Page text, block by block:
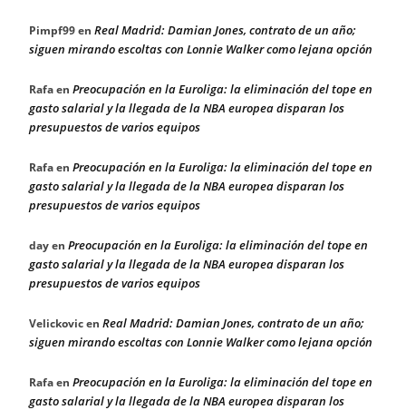
Pimpf99en Real Madrid: Damian Jones, contrato de un año;
siguen mirando escoltas con Lonnie Walker como lejana opción
Rafaen Preocupación en la Euroliga: la eliminación del tope en
gasto salarial y la llegada de la NBA europea disparan los
presupuestos de varios equipos
Rafaen Preocupación en la Euroliga: la eliminación del tope en
gasto salarial y la llegada de la NBA europea disparan los
presupuestos de varios equipos
dayen Preocupación en la Euroliga: la eliminación del tope en
gasto salarial y la llegada de la NBA europea disparan los
presupuestos de varios equipos
Velickovicen Real Madrid: Damian Jones, contrato de un año;
siguen mirando escoltas con Lonnie Walker como lejana opción
Rafaen Preocupación en la Euroliga: la eliminación del tope en
gasto salarial y la llegada de la NBA europea disparan los